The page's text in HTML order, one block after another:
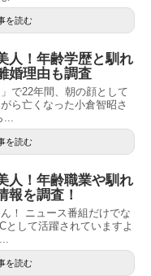
を読む
人！年齢学歴と馴れ
婚理由も調査
で22年間、朝の顔として
ら亡くなった小倉智昭さ
...
を読む
人！年齢職業や馴れ
報を調査！
！ ニュース番組だけでな
として活躍されていますよ
を読む